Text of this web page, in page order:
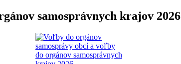
samosprávnych krajov 2026